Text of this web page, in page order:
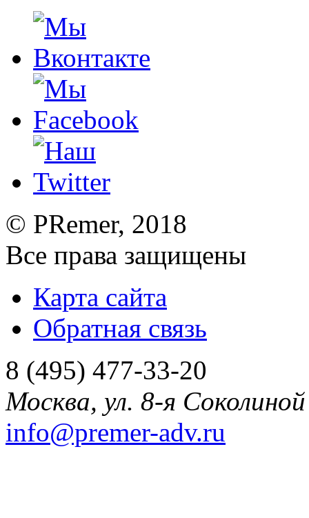
© PRemer, 2018
Все права защищены
Карта сайта
Обратная связь
8 (495) 477-33-20
Москва, ул. 8-я
info@premer-adv.ru